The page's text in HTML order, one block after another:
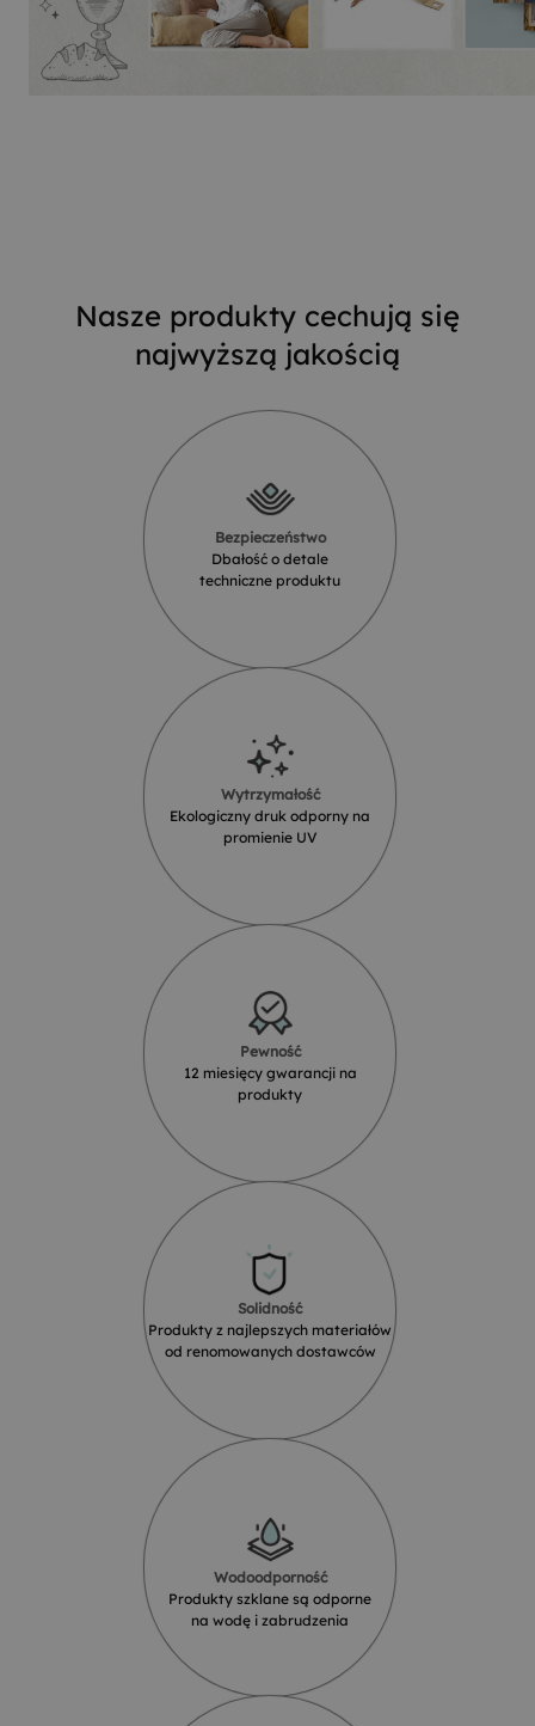
Nasze produkty cechują się
najwyższą jakością
Bezpieczeństwo
Dbałość o detale
techniczne produktu
Wytrzymałość
Ekologiczny druk odporny na
promienie UV
Pewność
12 miesięcy gwarancji na
produkty
Solidność
Produkty z najlepszych materiałów
od renomowanych dostawców
Wodoodporność
Produkty szklane są odporne
na wodę i zabrudzenia